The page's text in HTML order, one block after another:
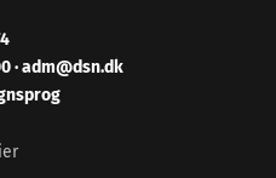
·adm@dsn.dk